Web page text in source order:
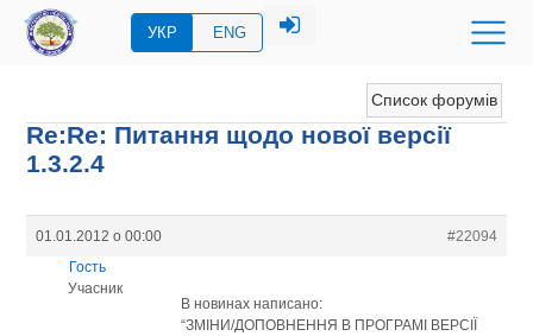
УКР ENG
Список форумів
Re:Re: Питання щодо нової версії
1.3.2.4
01.01.2012 о 00:00
#22094
Гость
Учасник
В новинах написано:
“ЗМІНИ/ДОПОВНЕННЯ В ПРОГРАМІ ВЕРСІЇ